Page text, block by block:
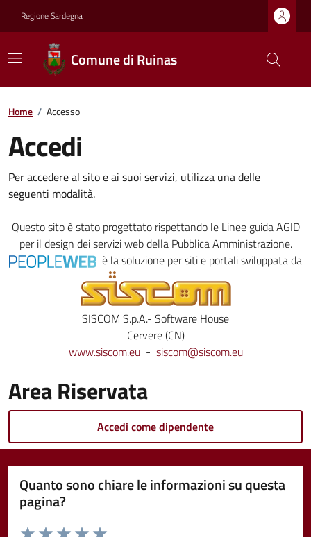
Regione Sardegna
Comune di Ruinas
Home / Accesso
Accedi
Per accedere al sito e ai suoi servizi, utilizza una delle
seguenti modalità.
Questo sito è stato progettato rispettando le Linee guida AGID
per il design dei servizi web della Pubblica Amministrazione.
è la soluzione per siti e portali sviluppata da
SISCOM S.p.A.- Software House
Cervere (CN)
www.siscom.eu- siscom@siscom.eu
Area Riservata
Accedi come dipendente
Quanto sono chiare le informazioni su questa
pagina?
Valuta da 1 a 5 stelle la pagina